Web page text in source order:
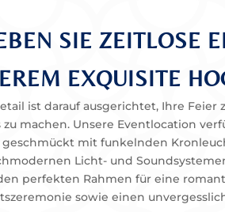
SIE ZEITLOSE
EXQUISITE
ist darauf ausgerichtet, Ihre Feier
zu machen. Unsere Eventlocation
geschmückt mit funkelnden
Licht- und
perfekten Rahmen für eine
sowie einen